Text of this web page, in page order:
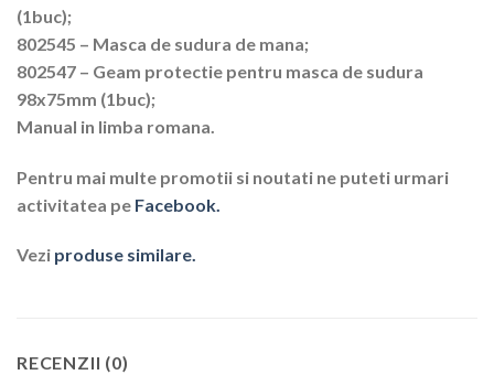
(1buc);
802545 – Masca de sudura de mana;
802547 – Geam protectie pentru masca de sudura
98x75mm (1buc);
Manual in limba romana.
Pentru mai multe promotii si noutati ne puteti urmari
activitatea pe Facebook.
Vezi produse similare.
RECENZII (0)